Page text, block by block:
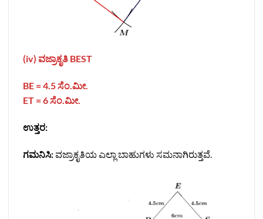
(iv) ವಜ್ರಾಕೃತಿ BEST
BE = 4.5ಸೆಂ.ಮೀ.
ET = 6ಸೆಂ.ಮೀ.
ಉತ್ತರ:
ಗಮನಿಸಿ:ವಜ್ರಾಕೃತಿಯ ಎಲ್ಲಾ ಬಾಹುಗಳು ಸಮನಾಗಿರುತ್ತವೆ.